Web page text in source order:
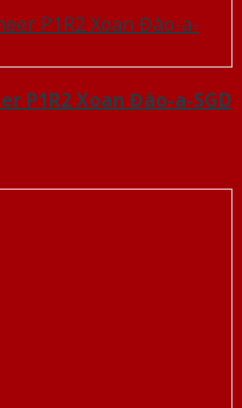
P1R2 Xoan Đào-a-SGD